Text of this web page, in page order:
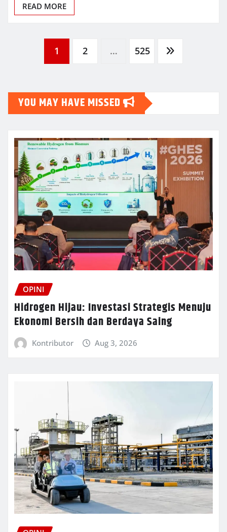
READ MORE
1 2 … 525
YOU MAY HAVE MISSED
OPINI
Hidrogen Hijau: Investasi Strategis Menuju
Ekonomi Bersih dan Berdaya Saing
Kontributor Aug 3, 2026